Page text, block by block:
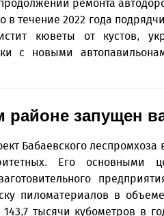
ремонта
в течение 2022 года
кюветы от кустов,
с новыми
районе запущен
Бабаевского леспромхоза
Его основными
пиломатериалов в
тысячи кубометров в